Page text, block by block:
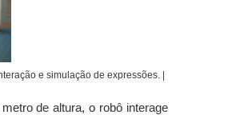
e simulação de expressões. |
de altura, o robô interage